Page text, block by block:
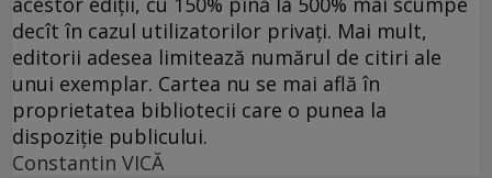
decît în cazul utilizatorilor privaţi. Mai mult,
editorii adesea limitează numărul de citiri ale
unui exemplar. Cartea nu se mai află în
proprietatea bibliotecii care o punea la
dispoziţie publicului.
Constantin VICĂ